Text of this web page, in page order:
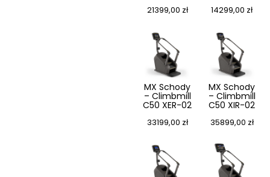
21399,00 zł 14299,00 zł
MX Schody
– Climbmill
C50 XER-02
33199,00 zł
MX Schody
– Climbmill
C50 XIR-02
35899,00 zł